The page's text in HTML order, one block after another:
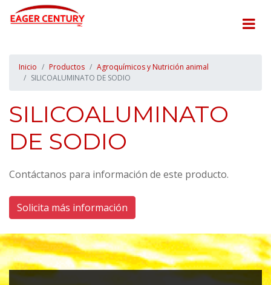
Inicio Productos
Agroquímicos y Nutrición animal
SILICOALUMINATO DE SODIO
SILICOALUMINATO
DE SODIO
Contáctanos para información de este producto.
Solicita más información